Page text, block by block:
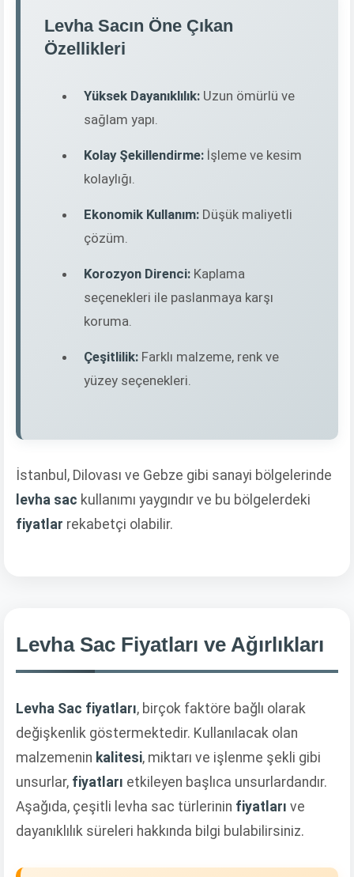
Levha Sacın Öne Çıkan
Özellikleri
Yüksek Dayanıklılık: Uzun ömürlü ve
sağlam yapı.
Kolay Şekillendirme: İşleme ve kesim
kolaylığı.
Ekonomik Kullanım: Düşük maliyetli
çözüm.
Korozyon Direnci: Kaplama
seçenekleri ile paslanmaya karşı
koruma.
Çeşitlilik: Farklı malzeme, renk ve
yüzey seçenekleri.
İstanbul, Dilovası ve Gebze gibi sanayi bölgelerinde
levha sac kullanımı yaygındır ve bu bölgelerdeki
fiyatlar rekabetçi olabilir.
Levha Sac Fiyatları ve Ağırlıkları
Levha Sac fiyatları, birçok faktöre bağlı olarak
değişkenlik göstermektedir. Kullanılacak olan
malzemenin kalitesi, miktarı ve işlenme şekli gibi
unsurlar, fiyatları etkileyen başlıca unsurlardandır.
Aşağıda, çeşitli levha sac türlerinin fiyatları ve
dayanıklılık süreleri hakkında bilgi bulabilirsiniz.